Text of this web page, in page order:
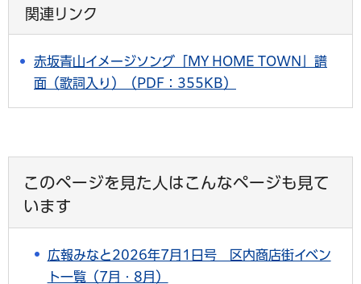
関連リンク
赤坂青山イメージソング「MY HOME TOWN」譜
面（歌詞入り）（PDF：355KB）
このページを見た人はこんなページも見て
います
広報みなと2026年7月1日号 区内商店街イベン
ト一覧（7月・8月）